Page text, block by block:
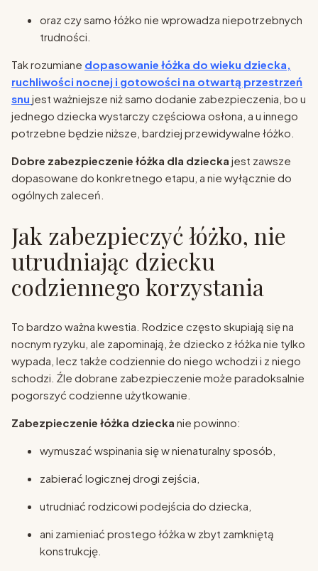
oraz czy samo łóżko nie wprowadza niepotrzebnych
trudności.
Tak rozumiane dopasowanie łóżka do wieku dziecka,
ruchliwości nocnej i gotowości na otwartą przestrzeń
snu jest ważniejsze niż samo dodanie zabezpieczenia, bo u
jednego dziecka wystarczy częściowa osłona, a u innego
potrzebne będzie niższe, bardziej przewidywalne łóżko.
Dobre zabezpieczenie łóżka dla dziecka jest zawsze
dopasowane do konkretnego etapu, a nie wyłącznie do
ogólnych zaleceń.
Jak zabezpieczyć łóżko, nie
utrudniając dziecku
codziennego korzystania
To bardzo ważna kwestia. Rodzice często skupiają się na
nocnym ryzyku, ale zapominają, że dziecko z łóżka nie tylko
wypada, lecz także codziennie do niego wchodzi i z niego
schodzi. Źle dobrane zabezpieczenie może paradoksalnie
pogorszyć codzienne użytkowanie.
Zabezpieczenie łóżka dziecka nie powinno:
wymuszać wspinania się w nienaturalny sposób,
zabierać logicznej drogi zejścia,
utrudniać rodzicowi podejścia do dziecka,
ani zamieniać prostego łóżka w zbyt zamkniętą
konstrukcję.